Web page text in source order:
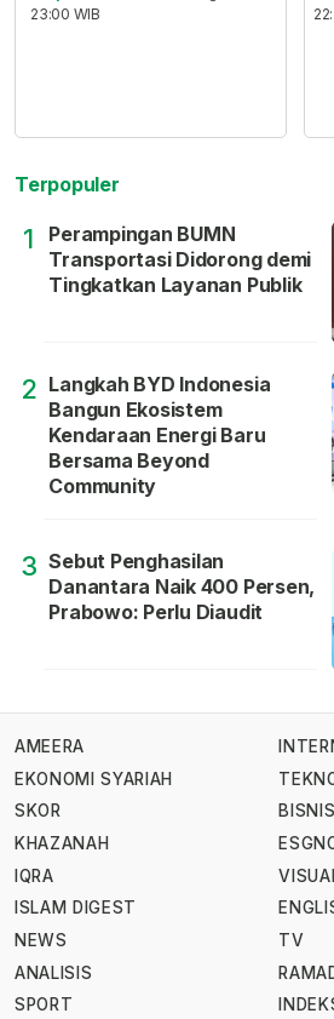
23:00 WIB
Terpopuler
1
Perampingan BUMN
Transportasi Didorong demi
Tingkatkan Layanan Publik
2 Langkah BYD Indonesia
Bangun Ekosistem
Kendaraan Energi Baru
Bersama Beyond
Community
3 Sebut Penghasilan
Danantara Naik 400 Persen,
Prabowo: Perlu Diaudit
AMEERA
EKONOMI SYARIAH
SKOR
KHAZANAH
IQRA
ISLAM DIGEST
NEWS
ANALISIS
SPORT
TV